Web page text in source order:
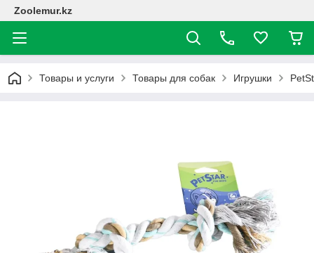
Zoolemur.kz
Товары и услуги Товары для собак Игрушки